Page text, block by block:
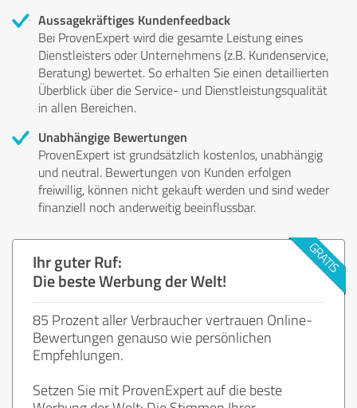
Aussagekräftiges Kundenfeedback
Bei ProvenExpert wird die gesamte Leistung eines
Dienstleisters oder Unternehmens (z.B. Kundenservice,
Beratung) bewertet. So erhalten Sie einen detaillierten
Überblick über die Service- und Dienstleistungsqualität
in allen Bereichen.
Unabhängige Bewertungen
ProvenExpert ist grundsätzlich kostenlos, unabhängig
und neutral. Bewertungen von Kunden erfolgen
freiwillig, können nicht gekauft werden und sind weder
finanziell noch anderweitig beeinflussbar.
Ihr guter Ruf:
Die beste Werbung der Welt!
85 Prozent aller Verbraucher vertrauen Online-
Bewertungen genauso wie persönlichen
Empfehlungen.
Setzen Sie mit ProvenExpert auf die beste